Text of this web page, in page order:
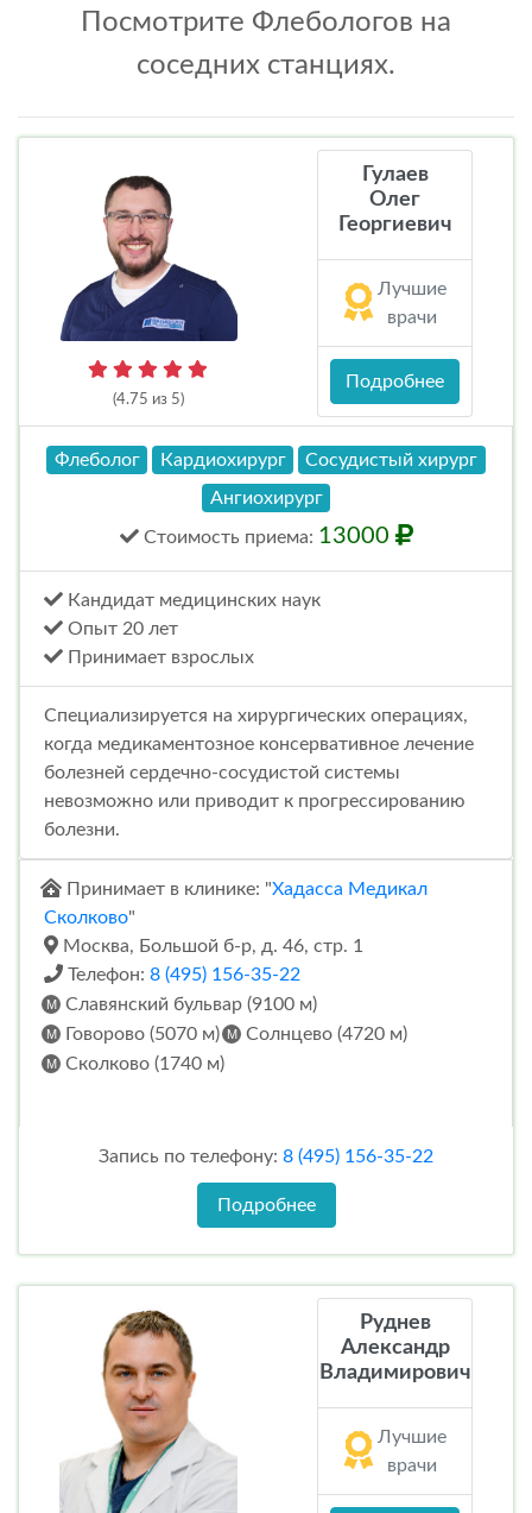
Посмотрите Флебологов на
соседних станциях.
(4.75 из 5)
Гулаев
Олег
Георгиевич
Лучшие
врачи
Подробнее
Флеболог Кардиохирург
Сосудистый хирург
Ангиохирург
Стоимость приема: 13000
Кандидат медицинских наук
Опыт 20 лет
Принимает взрослых
Специализируется на хирургических операциях,
когда медикаментозное консервативное лечение
болезней сердечно-сосудистой системы
невозможно или приводит к прогрессированию
болезни.
Принимает в клинике: "Хадасса Медикал
Сколково"
Москва, Большой б-р, д. 46, стр. 1
Телефон: 8 (495) 156-35-22
Славянский бульвар (9100 м)
Говорово (5070 м)
Солнцево (4720 м)
Сколково (1740 м)
Запись по телефону: 8 (495) 156-35-22
Подробнее
Руднев
Александр
Владимирович
Лучшие
врачи